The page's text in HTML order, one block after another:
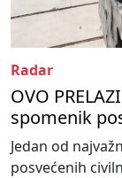
Radar
OVO
spomenik
Jedan od
posvećenih